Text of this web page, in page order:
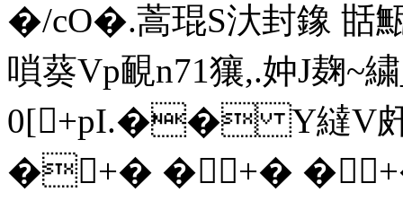
�/cO�.蒿琨S汏封鐌 甛
嗩葵Vp靦n71獽,.妕J麹~
0[+pI.�� Y繨V
�+� �+� �+�